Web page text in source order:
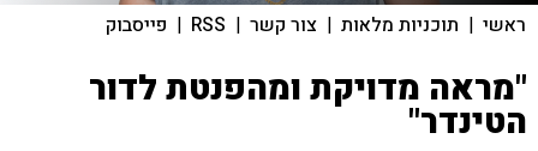
ראשי | תוכניות מלאות | צור קשר |
RSS
| פייסבוק
"מראה מדויקת ומהפנטת לדור
הטינדר"